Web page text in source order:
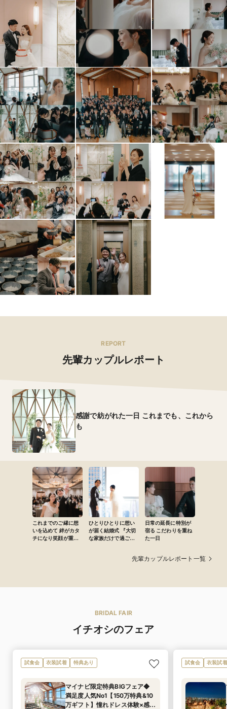
REPORT
先輩カップルレポート
感謝で紡がれた一日 これまでも、これから
も
これまでのご縁に想
いを込めて 絆がカタ
チになり笑顔が重
ひとりひとりに想い
が届く結婚式 『大切
な家族だけで過ごす
日常の延長に特別が
宿る こだわりを重ね
た一日
先輩カップルレポート一覧
BRIDAL FAIR
イチオシのフェア
試食会 衣装試着 特典あり
マイナビ限定特典BIGフェア◆
満足度人気No1【150万特典&10
万ギフト】憧れドレス体験×感動
試食会 衣装試着